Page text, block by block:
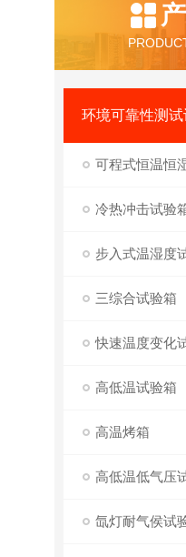
环境可靠性测试
可程式恒温恒
冷热冲击试验
步入式温湿度
三综合试验箱
快速温度变化
高低温试验箱
高温烤箱
高低温低气压
氙灯耐气侯试